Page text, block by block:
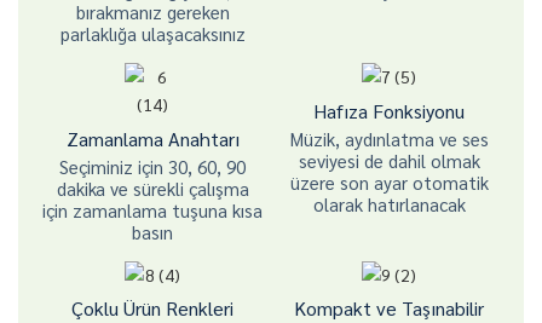
bırakmanız gereken
parlaklığa ulaşacaksınız
Zamanlama Anahtarı
Seçiminiz için 30, 60, 90
dakika ve sürekli çalışma
için zamanlama tuşuna kısa
basın
Hafıza Fonksiyonu
Müzik, aydınlatma ve ses
seviyesi de dahil olmak
üzere son ayar otomatik
olarak hatırlanacak
Çoklu Ürün Renkleri Kompakt ve Taşınabilir